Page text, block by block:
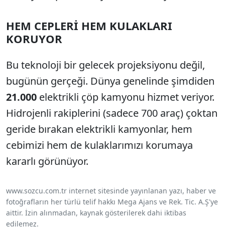
HEM CEPLERİ HEM KULAKLARI
KORUYOR
Bu teknoloji bir gelecek projeksiyonu değil,
bugünün gerçeği. Dünya genelinde şimdiden
21.000 elektrikli çöp kamyonu hizmet veriyor.
Hidrojenli rakiplerini (sadece 700 araç) çoktan
geride bırakan elektrikli kamyonlar, hem
cebimizi hem de kulaklarımızı korumaya
kararlı görünüyor.
www.sozcu.com.tr internet sitesinde yayınlanan yazı, haber ve
fotoğrafların her türlü telif hakkı Mega Ajans ve Rek. Tic. A.Ş'ye
aittir. İzin alınmadan, kaynak gösterilerek dahi iktibas
edilemez.